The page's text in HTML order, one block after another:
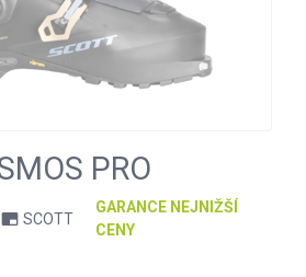
PRO
branding_watermark SCOTT
GARANCE NEJNIŽŠÍ
CENY